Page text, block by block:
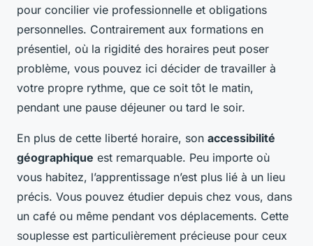
pour concilier vie professionnelle et obligations
personnelles. Contrairement aux formations en
présentiel, où la rigidité des horaires peut poser
problème, vous pouvez ici décider de travailler à
votre propre rythme, que ce soit tôt le matin,
pendant une pause déjeuner ou tard le soir.
En plus de cette liberté horaire, son accessibilité
géographique est remarquable. Peu importe où
vous habitez, l’apprentissage n’est plus lié à un lieu
précis. Vous pouvez étudier depuis chez vous, dans
un café ou même pendant vos déplacements. Cette
souplesse est particulièrement précieuse pour ceux